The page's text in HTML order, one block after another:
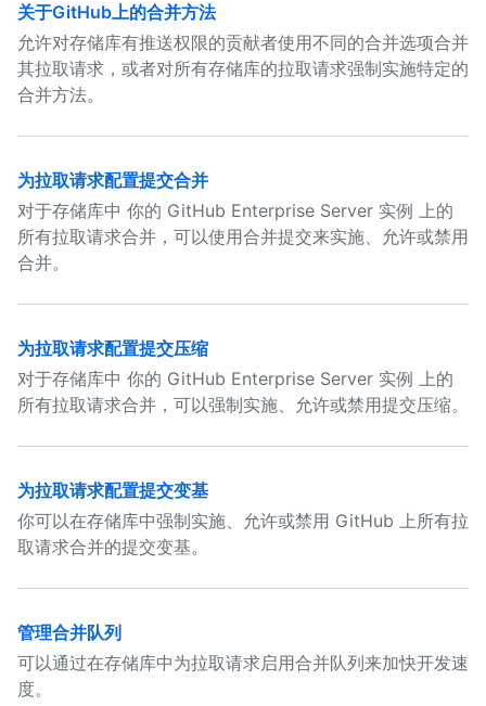
关于GitHub上的合并方法
允许对存储库有推送权限的贡献者使用不同的合并选项合并
其拉取请求，或者对所有存储库的拉取请求强制实施特定的
合并方法。
为拉取请求配置提交合并
对于存储库中 你的 GitHub Enterprise Server 实例 上的
所有拉取请求合并，可以使用合并提交来实施、允许或禁用
合并。
为拉取请求配置提交压缩
对于存储库中 你的 GitHub Enterprise Server 实例 上的
所有拉取请求合并，可以强制实施、允许或禁用提交压缩。
为拉取请求配置提交变基
你可以在存储库中强制实施、允许或禁用 GitHub 上所有拉
取请求合并的提交变基。
管理合并队列
可以通过在存储库中为拉取请求启用合并队列来加快开发速
度。